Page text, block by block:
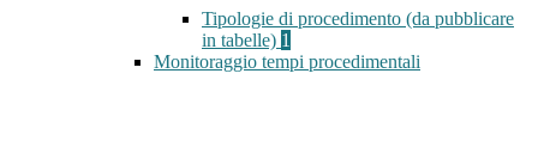
Tipologie di procedimento (da pubblicare
in tabelle) 1
Monitoraggio tempi procedimentali